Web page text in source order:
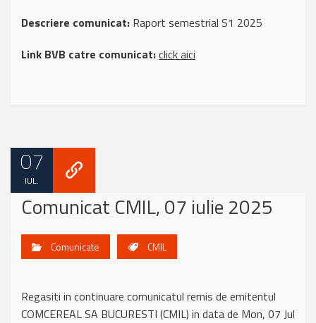
Descriere comunicat: Raport semestrial S1 2025
Link BVB catre comunicat:click aici
07
IUL.
Comunicat CMIL, 07 iulie 2025
Comunicate CMIL
Regasiti in continuare comunicatul remis de emitentul
COMCEREAL SA BUCURESTI (CMIL) in data de Mon, 07 Jul